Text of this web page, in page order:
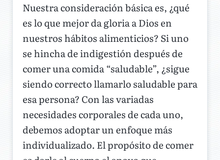
Nuestra consideración básica es, ¿qué
es lo que mejor da gloria a Dios en
nuestros hábitos alimenticios? Si uno
se hincha de indigestión después de
comer una comida “saludable”, ¿sigue
siendo correcto llamarlo saludable para
esa persona? Con las variadas
necesidades corporales de cada uno,
debemos adoptar un enfoque más
individualizado. El propósito de comer